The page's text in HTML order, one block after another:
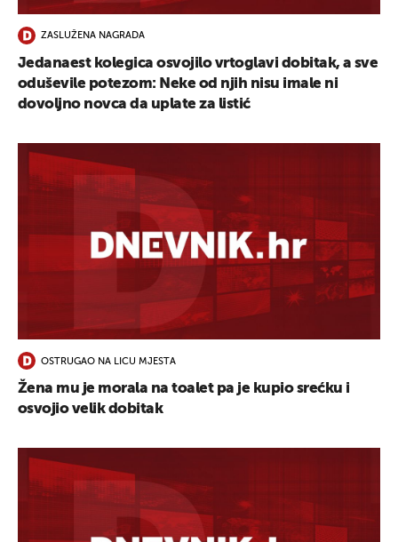
ZASLUŽENA NAGRADA
Jedanaest kolegica osvojilo vrtoglavi dobitak, a sve
oduševile potezom: Neke od njih nisu imale ni
dovoljno novca da uplate za listić
OSTRUGAO NA LICU MJESTA
Žena mu je morala na toalet pa je kupio srećku i
osvojio velik dobitak